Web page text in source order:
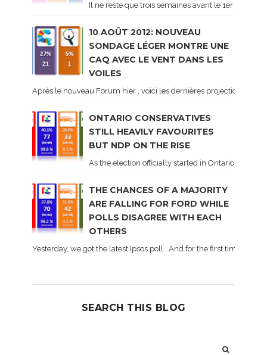
Il ne reste que trois semaines avant le 1er tour de
10 AOÛT 2012: NOUVEAU
SONDAGE LÉGER MONTRE UNE
CAQ AVEC LE VENT DANS LES
VOILES
Après le nouveau Forum hier , voici les dernières projections
ONTARIO CONSERVATIVES
STILL HEAVILY FAVOURITES
BUT NDP ON THE RISE
As the election officially started in Ontario, some
THE CHANCES OF A MAJORITY
ARE FALLING FOR FORD WHILE
POLLS DISAGREE WITH EACH
OTHERS
Yesterday, we got the latest Ipsos poll . And for the first time
SEARCH THIS BLOG